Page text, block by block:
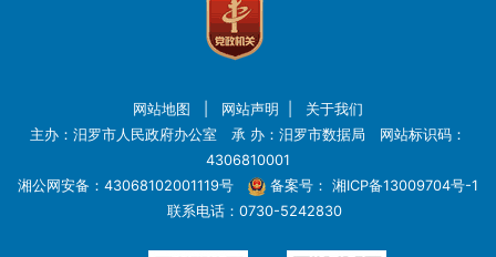
网站地图 网站声明
关于我们
主办：汨罗市人民政府办公室 承 办：汨罗市数据局 网站标识码：
4306810001
湘公网安备：43068102001119号
备案号： 湘ICP备13009704号-1
联系电话：0730-5242830